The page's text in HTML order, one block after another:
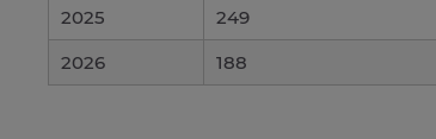
2025
249
2026
188